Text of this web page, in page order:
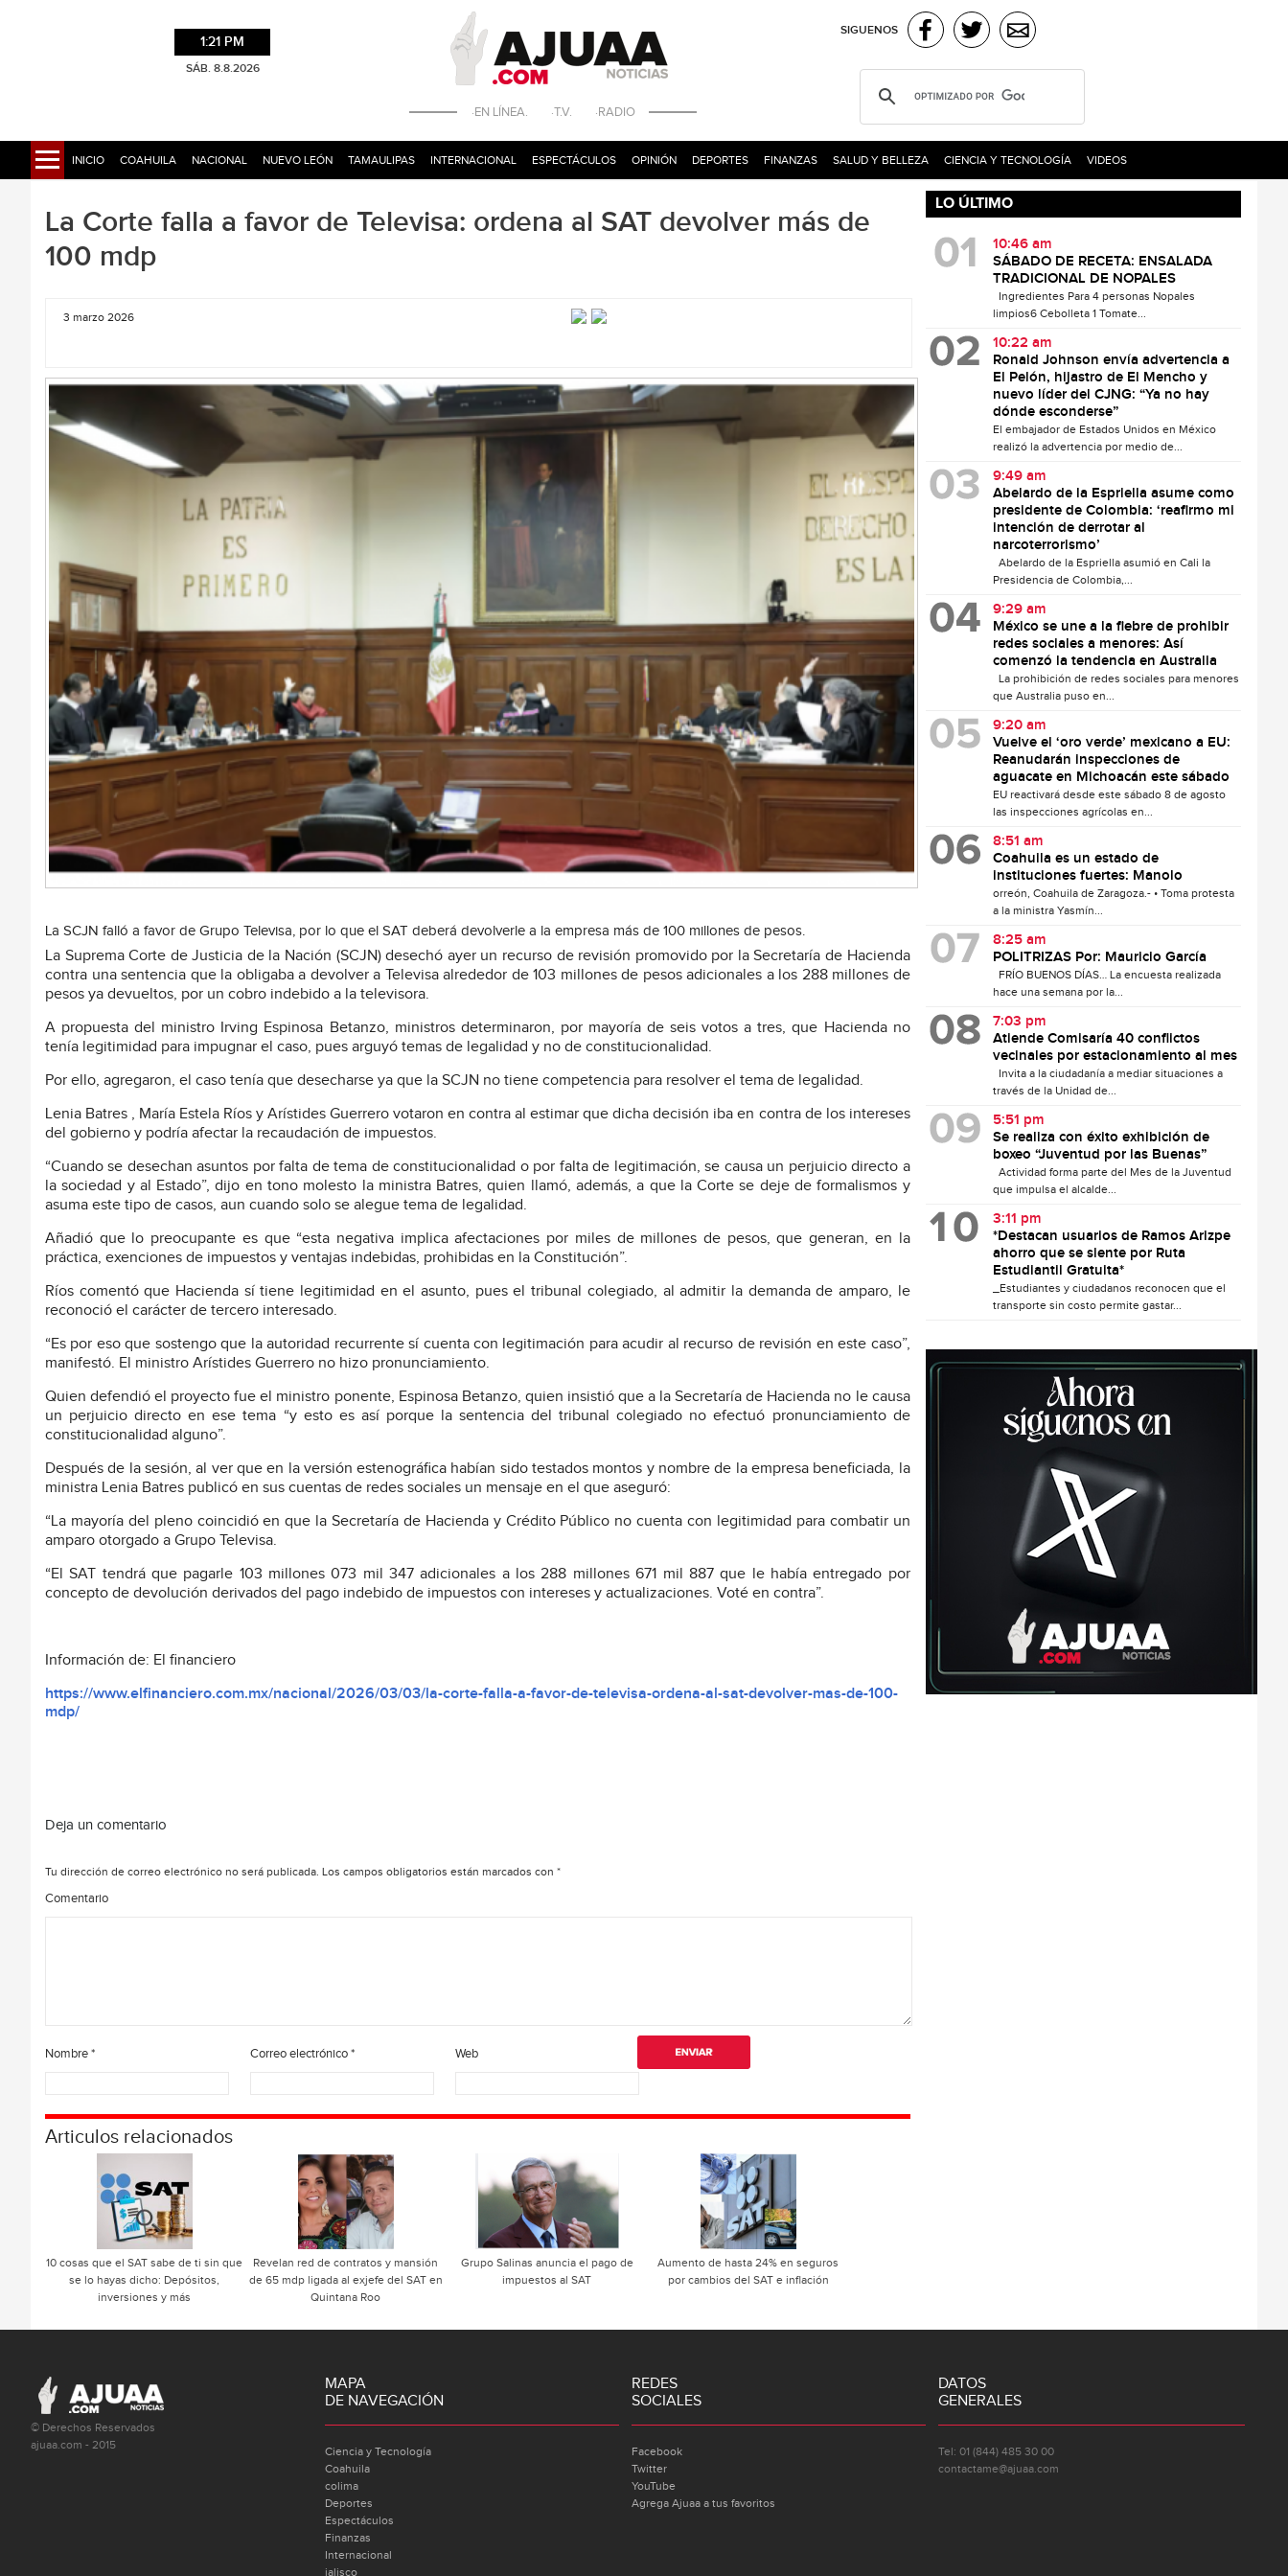
1:21 PM
SÁB. 8.8.2026
·EN LÍNEA. ·T.V. ·RADIO
SIGUENOS
INICIO COAHUILA NACIONAL NUEVO LEÓN TAMAULIPAS INTERNACIONAL ESPECTÁCULOS OPINIÓN DEPORTES FINANZAS SALUD Y BELLEZA CIENCIA Y TECNOLOGÍA VIDEOS
La Corte falla a favor de Televisa: ordena al SAT devolver más de
100 mdp
3 marzo 2026
La SCJN falló a favor de Grupo Televisa, por lo que el SAT deberá devolverle a la empresa más de 100 millones de pesos.
La Suprema Corte de Justicia de la Nación (SCJN) desechó ayer un recurso de revisión promovido por la Secretaría de Hacienda
contra una sentencia que la obligaba a devolver a Televisa alrededor de 103 millones de pesos adicionales a los 288 millones de
pesos ya devueltos, por un cobro indebido a la televisora.
A propuesta del ministro Irving Espinosa Betanzo, ministros determinaron, por mayoría de seis votos a tres, que Hacienda no
tenía legitimidad para impugnar el caso, pues arguyó temas de legalidad y no de constitucionalidad.
Por ello, agregaron, el caso tenía que desecharse ya que la SCJN no tiene competencia para resolver el tema de legalidad.
Lenia Batres , María Estela Ríos y Arístides Guerrero votaron en contra al estimar que dicha decisión iba en contra de los intereses
del gobierno y podría afectar la recaudación de impuestos.
“Cuando se desechan asuntos por falta de tema de constitucionalidad o por falta de legitimación, se causa un perjuicio directo a
la sociedad y al Estado”, dijo en tono molesto la ministra Batres, quien llamó, además, a que la Corte se deje de formalismos y
asuma este tipo de casos, aun cuando solo se alegue tema de legalidad.
Añadió que lo preocupante es que “esta negativa implica afectaciones por miles de millones de pesos, que generan, en la
práctica, exenciones de impuestos y ventajas indebidas, prohibidas en la Constitución”.
Ríos comentó que Hacienda sí tiene legitimidad en el asunto, pues el tribunal colegiado, al admitir la demanda de amparo, le
reconoció el carácter de tercero interesado.
“Es por eso que sostengo que la autoridad recurrente sí cuenta con legitimación para acudir al recurso de revisión en este caso”,
manifestó. El ministro Arístides Guerrero no hizo pronunciamiento.
Quien defendió el proyecto fue el ministro ponente, Espinosa Betanzo, quien insistió que a la Secretaría de Hacienda no le causa
un perjuicio directo en ese tema “y esto es así porque la sentencia del tribunal colegiado no efectuó pronunciamiento de
constitucionalidad alguno”.
Después de la sesión, al ver que en la versión estenográfica habían sido testados montos y nombre de la empresa beneficiada, la
ministra Lenia Batres publicó en sus cuentas de redes sociales un mensaje en el que aseguró:
“La mayoría del pleno coincidió en que la Secretaría de Hacienda y Crédito Público no cuenta con legitimidad para combatir un
amparo otorgado a Grupo Televisa.
“El SAT tendrá que pagarle 103 millones 073 mil 347 adicionales a los 288 millones 671 mil 887 que le había entregado por
concepto de devolución derivados del pago indebido de impuestos con intereses y actualizaciones. Voté en contra”.
Información de: El financiero
https://www.elfinanciero.com.mx/nacional/2026/03/03/la-corte-falla-a-favor-de-televisa-ordena-al-sat-devolver-mas-de-100-
mdp/
Deja un comentario
Tu dirección de correo electrónico no será publicada. Los campos obligatorios están marcados con *
Comentario
Nombre* Correo electrónico* Web
Articulos relacionados
10 cosas que el SAT sabe de ti sin que
se lo hayas dicho: Depósitos,
inversiones y más
Revelan red de contratos y mansión
de 65 mdp ligada al exjefe del SAT en
Quintana Roo
Grupo Salinas anuncia el pago de
impuestos al SAT
Aumento de hasta 24% en seguros
por cambios del SAT e inflación
LO ÚLTIMO
10:46 am
SÁBADO DE RECETA: ENSALADA
TRADICIONAL DE NOPALES
Ingredientes Para 4 personas Nopales
limpios6 Cebolleta 1 Tomate...
10:22 am
Ronald Johnson envía advertencia a
El Pelón, hijastro de El Mencho y
nuevo líder del CJNG: “Ya no hay
dónde esconderse”
El embajador de Estados Unidos en México
realizó la advertencia por medio de...
9:49 am
Abelardo de la Espriella asume como
presidente de Colombia: ‘reafirmo mi
intención de derrotar al
narcoterrorismo’
Abelardo de la Espriella asumió en Cali la
Presidencia de Colombia,...
9:29 am
México se une a la fiebre de prohibir
redes sociales a menores: Así
comenzó la tendencia en Australia
La prohibición de redes sociales para menores
que Australia puso en...
9:20 am
Vuelve el ‘oro verde’ mexicano a EU:
Reanudarán inspecciones de
aguacate en Michoacán este sábado
EU reactivará desde este sábado 8 de agosto
las inspecciones agrícolas en...
8:51 am
Coahuila es un estado de
instituciones fuertes: Manolo
orreón, Coahuila de Zaragoza.- • Toma protesta
a la ministra Yasmín...
8:25 am
POLITRIZAS Por: Mauricio García
FRÍO BUENOS DÍAS… La encuesta realizada
hace una semana por la...
7:03 pm
Atiende Comisaría 40 conflictos
vecinales por estacionamiento al mes
Invita a la ciudadanía a mediar situaciones a
través de la Unidad de...
5:51 pm
Se realiza con éxito exhibición de
boxeo “Juventud por las Buenas”
Actividad forma parte del Mes de la Juventud
que impulsa el alcalde...
3:11 pm
*Destacan usuarios de Ramos Arizpe
ahorro que se siente por Ruta
Estudiantil Gratuita*
_Estudiantes y ciudadanos reconocen que el
transporte sin costo permite gastar...
© Derechos Reservados
ajuaa.com - 2015
MAPA
DE NAVEGACIÓN
Ciencia y Tecnología
Coahuila
colima
Deportes
Espectáculos
Finanzas
Internacional
jalisco
REDES
SOCIALES
Facebook
Twitter
YouTube
Agrega Ajuaa a tus favoritos
DATOS
GENERALES
Tel: 01 (844) 485 30 00
contactame@ajuaa.com